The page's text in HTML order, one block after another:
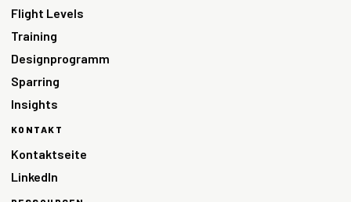
Flight Levels
Training
Designprogramm
Sparring
Insights
KONTAKT
Kontaktseite
LinkedIn